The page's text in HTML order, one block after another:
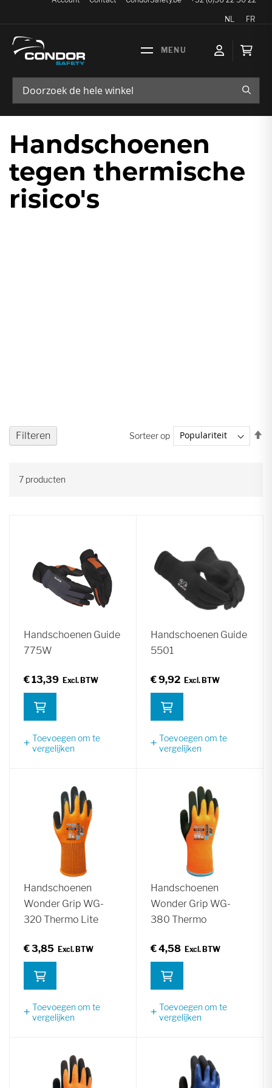
Taal
NL FR
ZOEK
Handschoenen
tegen thermische
risico's
7 producten
Sorteer op
Handschoenen Guide
775W
€ 13,39
Toevoegen om te
vergelijken
Handschoenen Guide
5501
€ 9,92
Toevoegen om te
vergelijken
Handschoenen
Wonder Grip WG-
320 Thermo Lite
€ 3,85
Toevoegen om te
vergelijken
Handschoenen
Wonder Grip WG-
380 Thermo
€ 4,58
Toevoegen om te
vergelijken
Filteren